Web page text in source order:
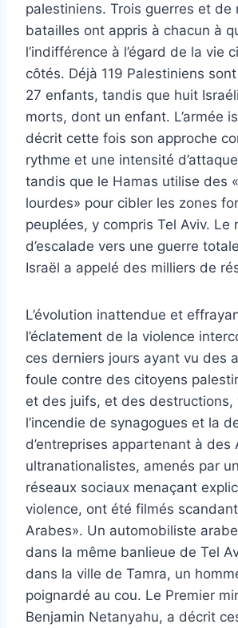
palestiniens. Trois guerres et de
batailles ont appris à chacun à
l’indifférence à l’égard de la vie
côtés. Déjà 119 Palestiniens
27 enfants, tandis que huit
morts, dont un enfant. L’armée
décrit cette fois son approche
rythme et une intensité
tandis que le Hamas utilise des
lourdes» pour cibler les zones
peuplées, y compris Tel Aviv. Le
d’escalade vers une guerre
Israël a appelé des milliers de
L’évolution inattendue et
l’éclatement de la violence
ces derniers jours ayant vu des
foule contre des citoyens
et des juifs, et des destructions,
l’incendie de synagogues et la
d’entreprises appartenant à des
ultranationalistes, amenés par
réseaux sociaux menaçant
violence, ont été filmés
Arabes». Un automobiliste
dans la même banlieue de Tel
dans la ville de Tamra, un
poignardé au cou. Le Premier
Benjamin Netanyahu, a décrit